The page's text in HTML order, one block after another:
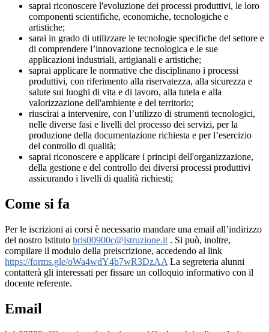
saprai riconoscere l'evoluzione dei processi produttivi, le loro
componenti scientifiche, economiche, tecnologiche e
artistiche;
sarai in grado di utilizzare le tecnologie specifiche del settore e
di comprendere l’innovazione tecnologica e le sue
applicazioni industriali, artigianali e artistiche;
saprai applicare le normative che disciplinano i processi
produttivi, con riferimento alla riservatezza, alla sicurezza e
salute sui luoghi di vita e di lavoro, alla tutela e alla
valorizzazione dell'ambiente e del territorio;
riuscirai a intervenire, con l’utilizzo di strumenti tecnologici,
nelle diverse fasi e livelli del processo dei servizi, per la
produzione della documentazione richiesta e per l’esercizio
del controllo di qualità;
saprai riconoscere e applicare i principi dell'organizzazione,
della gestione e del controllo dei diversi processi produttivi
assicurando i livelli di qualità richiesti;
Come si fa
Per le iscrizioni ai corsi è necessario mandare una email all’indirizzo
del nostro Istituto bris00900c@istruzione.it . Si può, inoltre,
compilare il modulo della preiscrizione, accedendo al link
https://forms.gle/oWa4wdY4b7wR3DzAA La segreteria alunni
contatterà gli interessati per fissare un colloquio informativo con il
docente referente.
Email